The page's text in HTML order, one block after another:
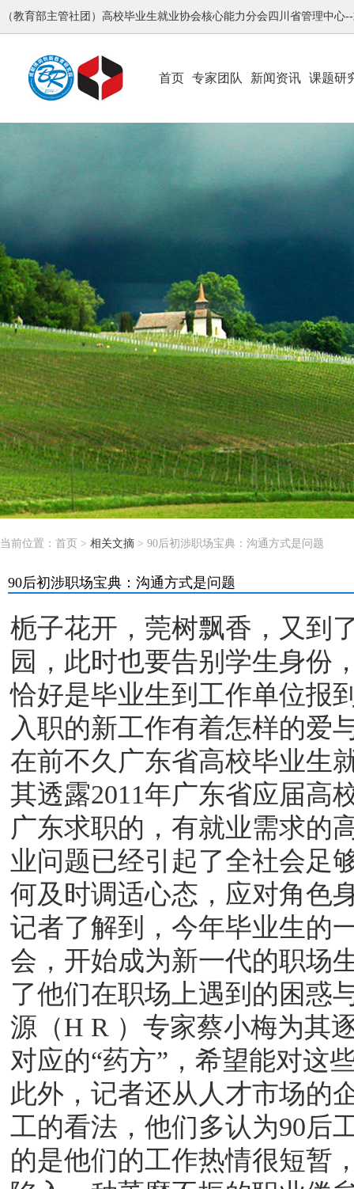
（教育部主管社团）高校毕业生就业协会核心能力分会四川省管理中心
首页 专家团队 新闻资讯 课题研
当前位置： 首页 > 相关文摘 > 90后初涉职场宝典：沟通方式是问题
90后初涉职场宝典：沟通方式是问题
栀子花开，莞树飘香，又到
园，此时也要告别学生身份
恰好是毕业生到工作单位报
入职的新工作有着怎样的爱
在前不久广东省高校毕业生
其透露2011年广东省应届高
广东求职的，有就业需求的
业问题已经引起了全社会足
何及时调适心态，应对角色
记者了解到，今年毕业生的
会，开始成为新一代的职场
了他们在职场上遇到的困惑
源（H R ）专家蔡小梅为其
对应的“药方”，希望能对这
此外，记者还从人才市场的
工的看法，他们多认为90后
的是他们的工作热情很短暂